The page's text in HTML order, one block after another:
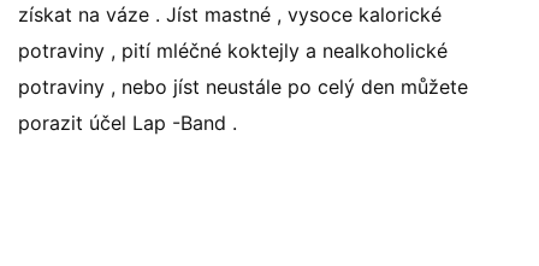
získat na váze . Jíst mastné , vysoce kalorické
potraviny , pití mléčné koktejly a nealkoholické
potraviny , nebo jíst neustále po celý den můžete
porazit účel Lap -Band .